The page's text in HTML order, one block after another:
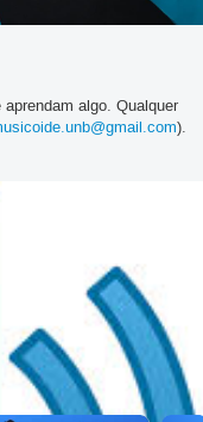
algo. Qualquer
).